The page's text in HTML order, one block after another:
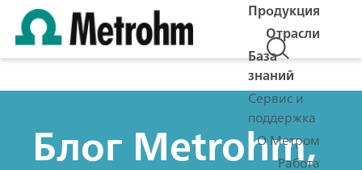
Продукция
Отрасли
База
знаний
Сервис и
поддержка
О Метром
Работа
Блог Metrohm,